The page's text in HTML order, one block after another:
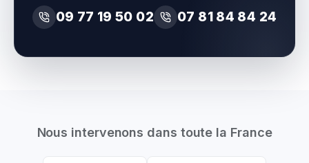
09 77 19 50 02 07 81 84 84 24
Nous intervenons dans toute la France